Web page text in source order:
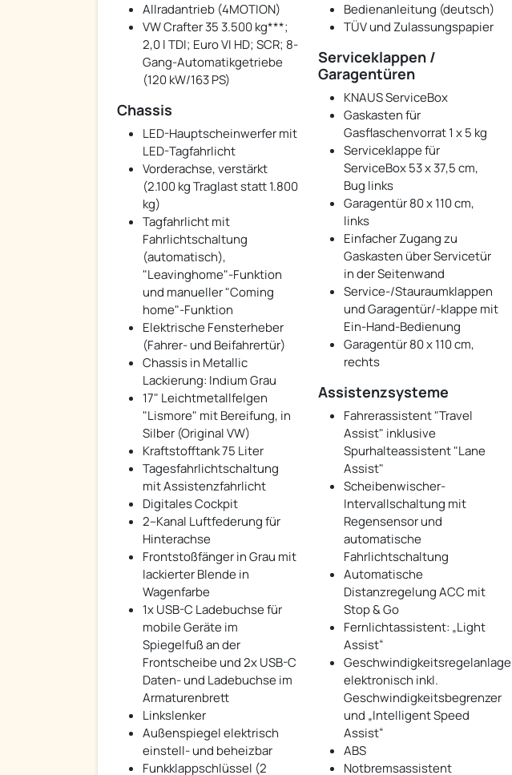
Allradantrieb (4MOTION)
VW Crafter 35 3.500 kg***;
2,0 l TDI; Euro VI HD; SCR; 8-
Gang-Automatikgetriebe
(120 kW/163 PS)
Bedienanleitung (deutsch)
TÜV und Zulassungspapier
Serviceklappen /
Garagentüren
KNAUS ServiceBox
Gaskasten für
Gasflaschenvorrat 1 x 5 kg
Serviceklappe für
ServiceBox 53 x 37,5 cm,
Bug links
Garagentür 80 x 110 cm,
links
Einfacher Zugang zu
Gaskasten über Servicetür
in der Seitenwand
Service-/Stauraumklappen
und Garagentür/-klappe mit
Ein-Hand-Bedienung
Garagentür 80 x 110 cm,
rechts
Chassis
LED-Hauptscheinwerfer mit
LED-Tagfahrlicht
Vorderachse, verstärkt
(2.100 kg Traglast statt 1.800
kg)
Tagfahrlicht mit
Fahrlichtschaltung
(automatisch),
"Leavinghome"-Funktion
und manueller "Coming
home"-Funktion
Elektrische Fensterheber
(Fahrer- und Beifahrertür)
Chassis in Metallic
Lackierung: Indium Grau
17" Leichtmetallfelgen
"Lismore" mit Bereifung, in
Silber (Original VW)
Kraftstofftank 75 Liter
Tagesfahrlichtschaltung
mit Assistenzfahrlicht
Digitales Cockpit
2–Kanal Luftfederung für
Hinterachse
Frontstoßfänger in Grau mit
lackierter Blende in
Wagenfarbe
1x USB-C Ladebuchse für
mobile Geräte im
Spiegelfuß an der
Frontscheibe und 2x USB-C
Daten- und Ladebuchse im
Armaturenbrett
Linkslenker
Außenspiegel elektrisch
einstell- und beheizbar
Funkklappschlüssel (2
Assistenzsysteme
Fahrerassistent "Travel
Assist" inklusive
Spurhalteassistent "Lane
Assist"
Scheibenwischer-
Intervallschaltung mit
Regensensor und
automatische
Fahrlichtschaltung
Automatische
Distanzregelung ACC mit
Stop & Go
Fernlichtassistent: „Light
Assist“
Geschwindigkeitsregelanlage
elektronisch inkl.
Geschwindigkeitsbegrenzer
und „Intelligent Speed
Assist“
ABS
Notbremsassistent